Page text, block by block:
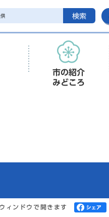
検索
市の紹介
みどころ
ィンドウで開きます